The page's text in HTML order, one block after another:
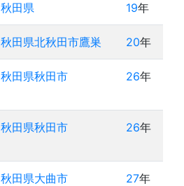
秋田県 19年
秋田県北秋田市鷹巣 20年
秋田県秋田市 26年
秋田県秋田市 26年
秋田県大曲市 27年